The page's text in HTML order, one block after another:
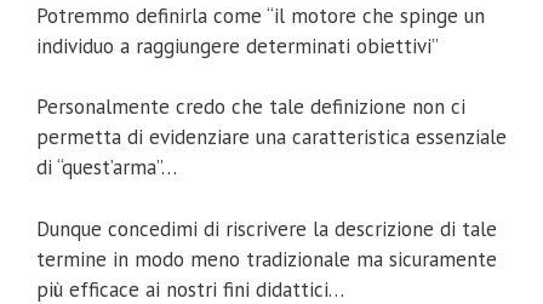
Potremmo definirla come “il motore che spinge un
individuo a raggiungere determinati obiettivi”
Personalmente credo che tale definizione non ci
permetta di evidenziare una caratteristica essenziale
di “quest’arma”…
Dunque concedimi di riscrivere la descrizione di tale
termine in modo meno tradizionale ma sicuramente
più efficace ai nostri fini didattici…